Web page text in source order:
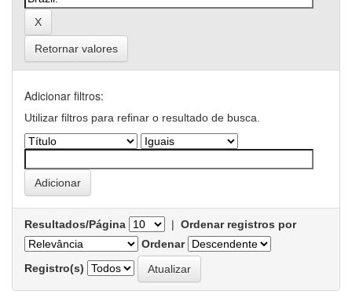
Retornar valores
Adicionar filtros:
Utilizar filtros para refinar o resultado de busca.
Resultados/Página | Ordenar registros por
Ordenar
Registro(s)